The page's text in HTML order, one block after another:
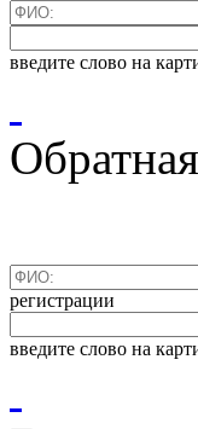
введите слово на
регистрации
введите слово на